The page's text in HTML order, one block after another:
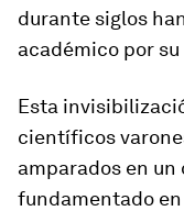
durante siglos
académico por
Esta
científicos
amparados en
fundamentado